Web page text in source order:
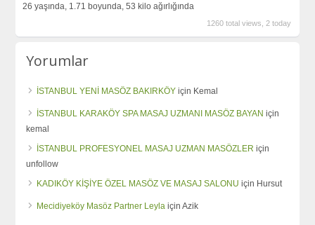
26 yaşında, 1.71 boyunda, 53 kilo ağırlığında
1260 total views, 2 today
Yorumlar
İSTANBUL YENİ MASÖZ BAKIRKÖY için Kemal
İSTANBUL KARAKÖY SPA MASAJ UZMANI MASÖZ BAYAN için
kemal
İSTANBUL PROFESYONEL MASAJ UZMAN MASÖZLER için
unfollow
KADIKÖY KİŞİYE ÖZEL MASÖZ VE MASAJ SALONU için Hursut
Mecidiyeköy Masöz Partner Leyla içinAzik